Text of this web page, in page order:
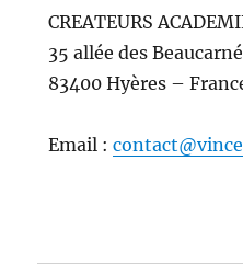
CREATEURS
35 allée des
83400 Hyères –
Email :